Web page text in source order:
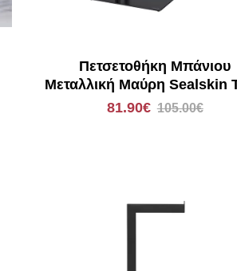
Πετσετοθήκη Μπάνιου
Μεταλλική Μαύρη Sealskin
800199
81.90€ 105.00€